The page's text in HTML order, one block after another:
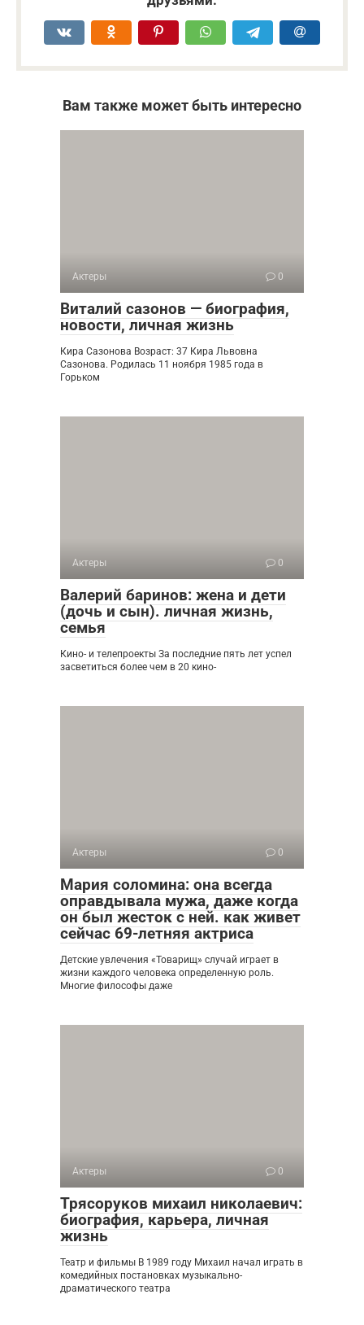
Вам также может быть интересно
Актеры 0
Виталий сазонов — биография,
новости, личная жизнь
Кира Сазонова Возраст: 37 Кира Львовна
Сазонова. Родилась 11 ноября 1985 года в
Горьком
Актеры 0
Валерий баринов: жена и дети
(дочь и сын). личная жизнь,
семья
Кино- и телепроекты За последние пять лет успел
засветиться более чем в 20 кино-
Актеры 0
Мария соломина: она всегда
оправдывала мужа, даже когда
он был жесток с ней. как живет
сейчас 69-летняя актриса
Детские увлечения «Товарищ» случай играет в
жизни каждого человека определенную роль.
Многие философы даже
Актеры 0
Трясоруков михаил николаевич:
биография, карьера, личная
жизнь
Театр и фильмы В 1989 году Михаил начал играть в
комедийных постановках музыкально-
драматического театра